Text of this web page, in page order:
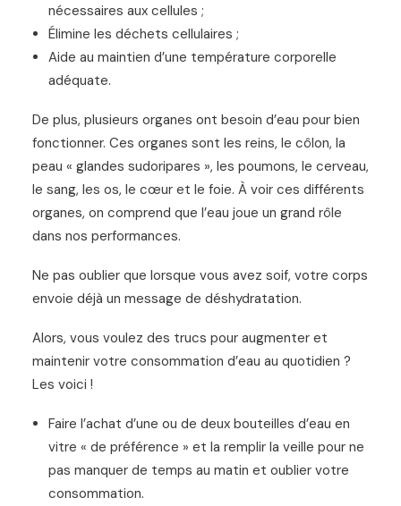
nécessaires aux cellules ;
Élimine les déchets cellulaires ;
Aide au maintien d’une température corporelle
adéquate.
De plus, plusieurs organes ont besoin d’eau pour bien
fonctionner. Ces organes sont les reins, le côlon, la
peau « glandes sudoripares », les poumons, le cerveau,
le sang, les os, le cœur et le foie. À voir ces différents
organes, on comprend que l’eau joue un grand rôle
dans nos performances.
Ne pas oublier que lorsque vous avez soif, votre corps
envoie déjà un message de déshydratation.
Alors, vous voulez des trucs pour augmenter et
maintenir votre consommation d’eau au quotidien ?
Les voici !
Faire l’achat d’une ou de deux bouteilles d’eau en
vitre « de préférence » et la remplir la veille pour ne
pas manquer de temps au matin et oublier votre
consommation.